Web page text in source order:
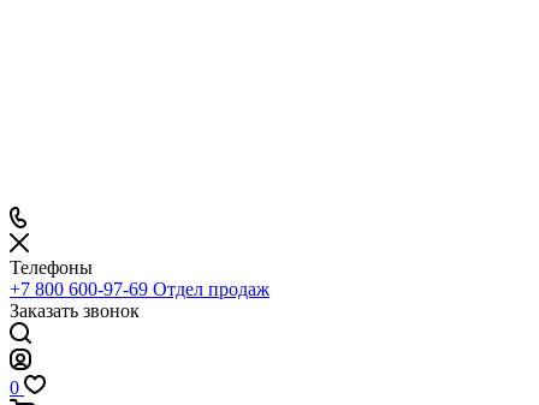
Телефоны
+7 800 600-97-69 Отдел продаж
Заказать звонок
0